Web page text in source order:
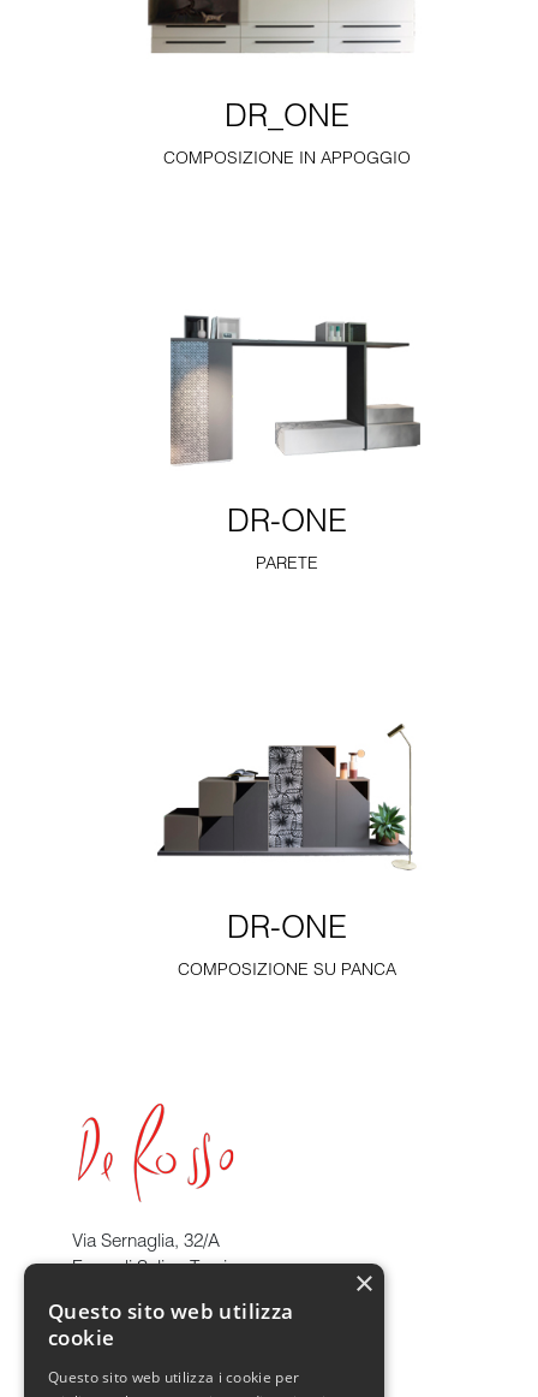
DR_ONE
COMPOSIZIONE IN APPOGGIO
DR-ONE
PARETE
DR-ONE
COMPOSIZIONE SU PANCA
Via Sernaglia, 32/A
Farra di Soligo Treviso
info@derosso.it
Tel. +39 0438 9011
×
Questo sito web utilizza
cookie
Questo sito web utilizza i cookie per